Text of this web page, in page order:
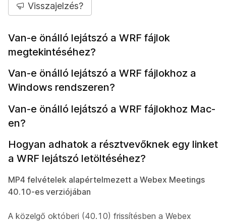
Visszajelzés?
Van-e önálló lejátszó a WRF fájlok
megtekintéséhez?
Van-e önálló lejátszó a WRF fájlokhoz a
Windows rendszeren?
Van-e önálló lejátszó a WRF fájlokhoz Mac-
en?
Hogyan adhatok a résztvevőknek egy linket
a WRF lejátszó letöltéséhez?
MP4 felvételek alapértelmezett a Webex Meetings
40.10-es verziójában
A közelgő októberi (40.10) frissítésben a Webex